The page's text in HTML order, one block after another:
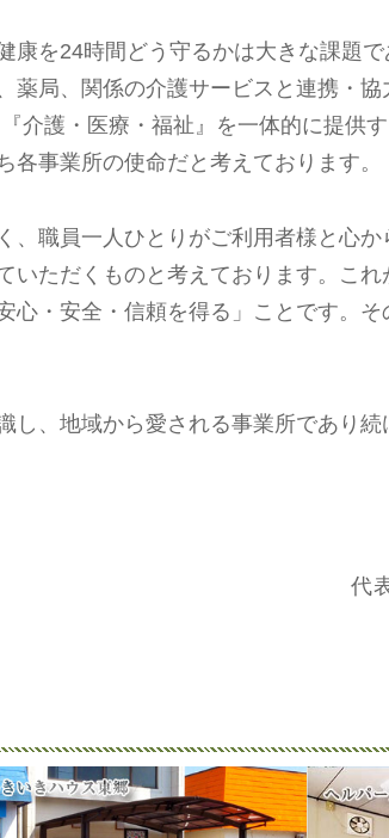
を24時間どう守るかは大きな課題
局、関係の介護サービスと連携・
介護・医療・福祉』を一体的に提供
事業所の使命だと考えております。
職員一人ひとりがご利用者様と心
ただくものと考えております。こ
・安全・信頼を得る」ことです。そ
、地域から愛される事業所であり続
代